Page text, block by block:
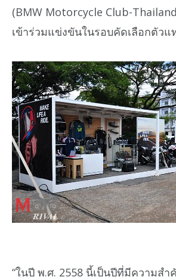
(BMW Motorcycle Club-
เข้าร่วมแข่งขันในรอบคัดเลือกตัวแ
“ในปี พ.ศ. 2558 นี้เป็นปีที่มีความสำ